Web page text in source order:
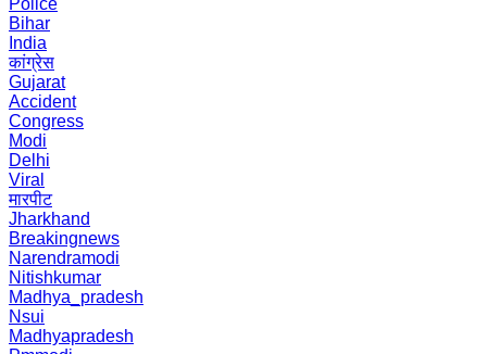
Police
Bihar
India
कांग्रेस
Gujarat
Accident
Congress
Modi
Delhi
Viral
मारपीट
Jharkhand
Breakingnews
Narendramodi
Nitishkumar
Madhya_pradesh
Nsui
Madhyapradesh